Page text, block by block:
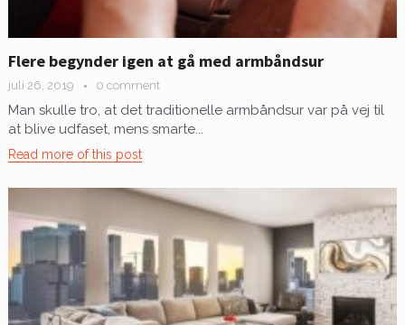
Flere begynder igen at gå med armbåndsur
juli 26, 2019 0 comment
Man skulle tro, at det traditionelle armbåndsur var på vej til
at blive udfaset, mens smarte...
Read more of this post